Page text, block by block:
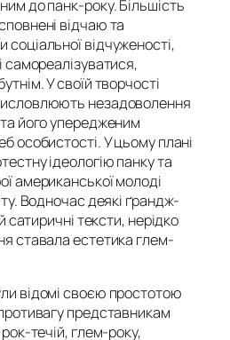
до панк-року. Більшість
відчаю та
відчуженості,
самореалізуватися,
У своїй творчості
незадоволення
його упередженим
особистості. У цьому плані
ідеологію панку та
американської молоді
Водночас деякі ґрандж-
сатиричні тексти, нерідко
ставала естетика глем-
відомі своєю простотою
представникам
течій, глем-року,